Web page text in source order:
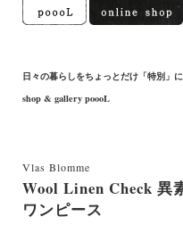
日々の暮らしをちょっとだけ「特別」
shop & gallery poooL
Vlas Blomme
Wool Linen Check 異
ワンピース